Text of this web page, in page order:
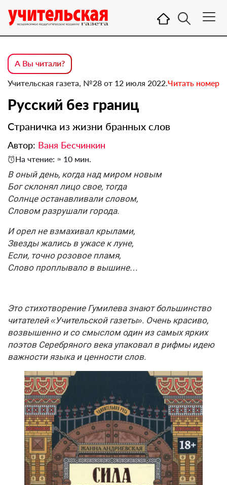
А Вы читали?
Учительская газета, №28 от 12 июля 2022.Читать номер
Русский без границ
Страничка из жизни бранных слов
Автор: Ваня Бесчинкин
На чтение: ≈ 10 мин.
В оный день, когда над миром новым
Бог склонял лицо свое, тогда
Солнце останавливали словом,
Словом разрушали города.
И орел не взмахивал крылами,
Звезды жались в ужасе к луне,
Если, точно розовое пламя,
Слово проплывало в вышине…
Это стихотворение Гумилева знают большинство
читателей «Учительской газеты». Очень красиво,
возвышенно и со смыслом один из самых ярких
поэтов Серебряного века упаковал в рифмы идею
важности языка и ценности слов.